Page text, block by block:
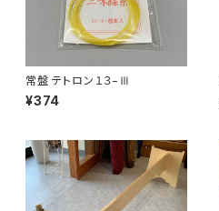
常盤 テトロン１３−Ⅲ
¥374